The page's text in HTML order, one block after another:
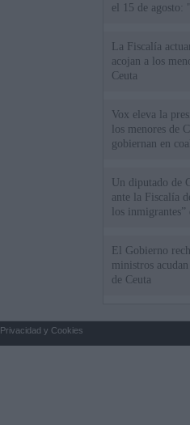
el 15 de agosto:
La Fiscalía
acojan a los
Ceuta
Vox eleva la
los menores de
gobiernan en
Un diputado de
ante la Fiscalía
los inmigrantes”
El Gobierno
ministros
de Ceuta
Privacidad y Cookies